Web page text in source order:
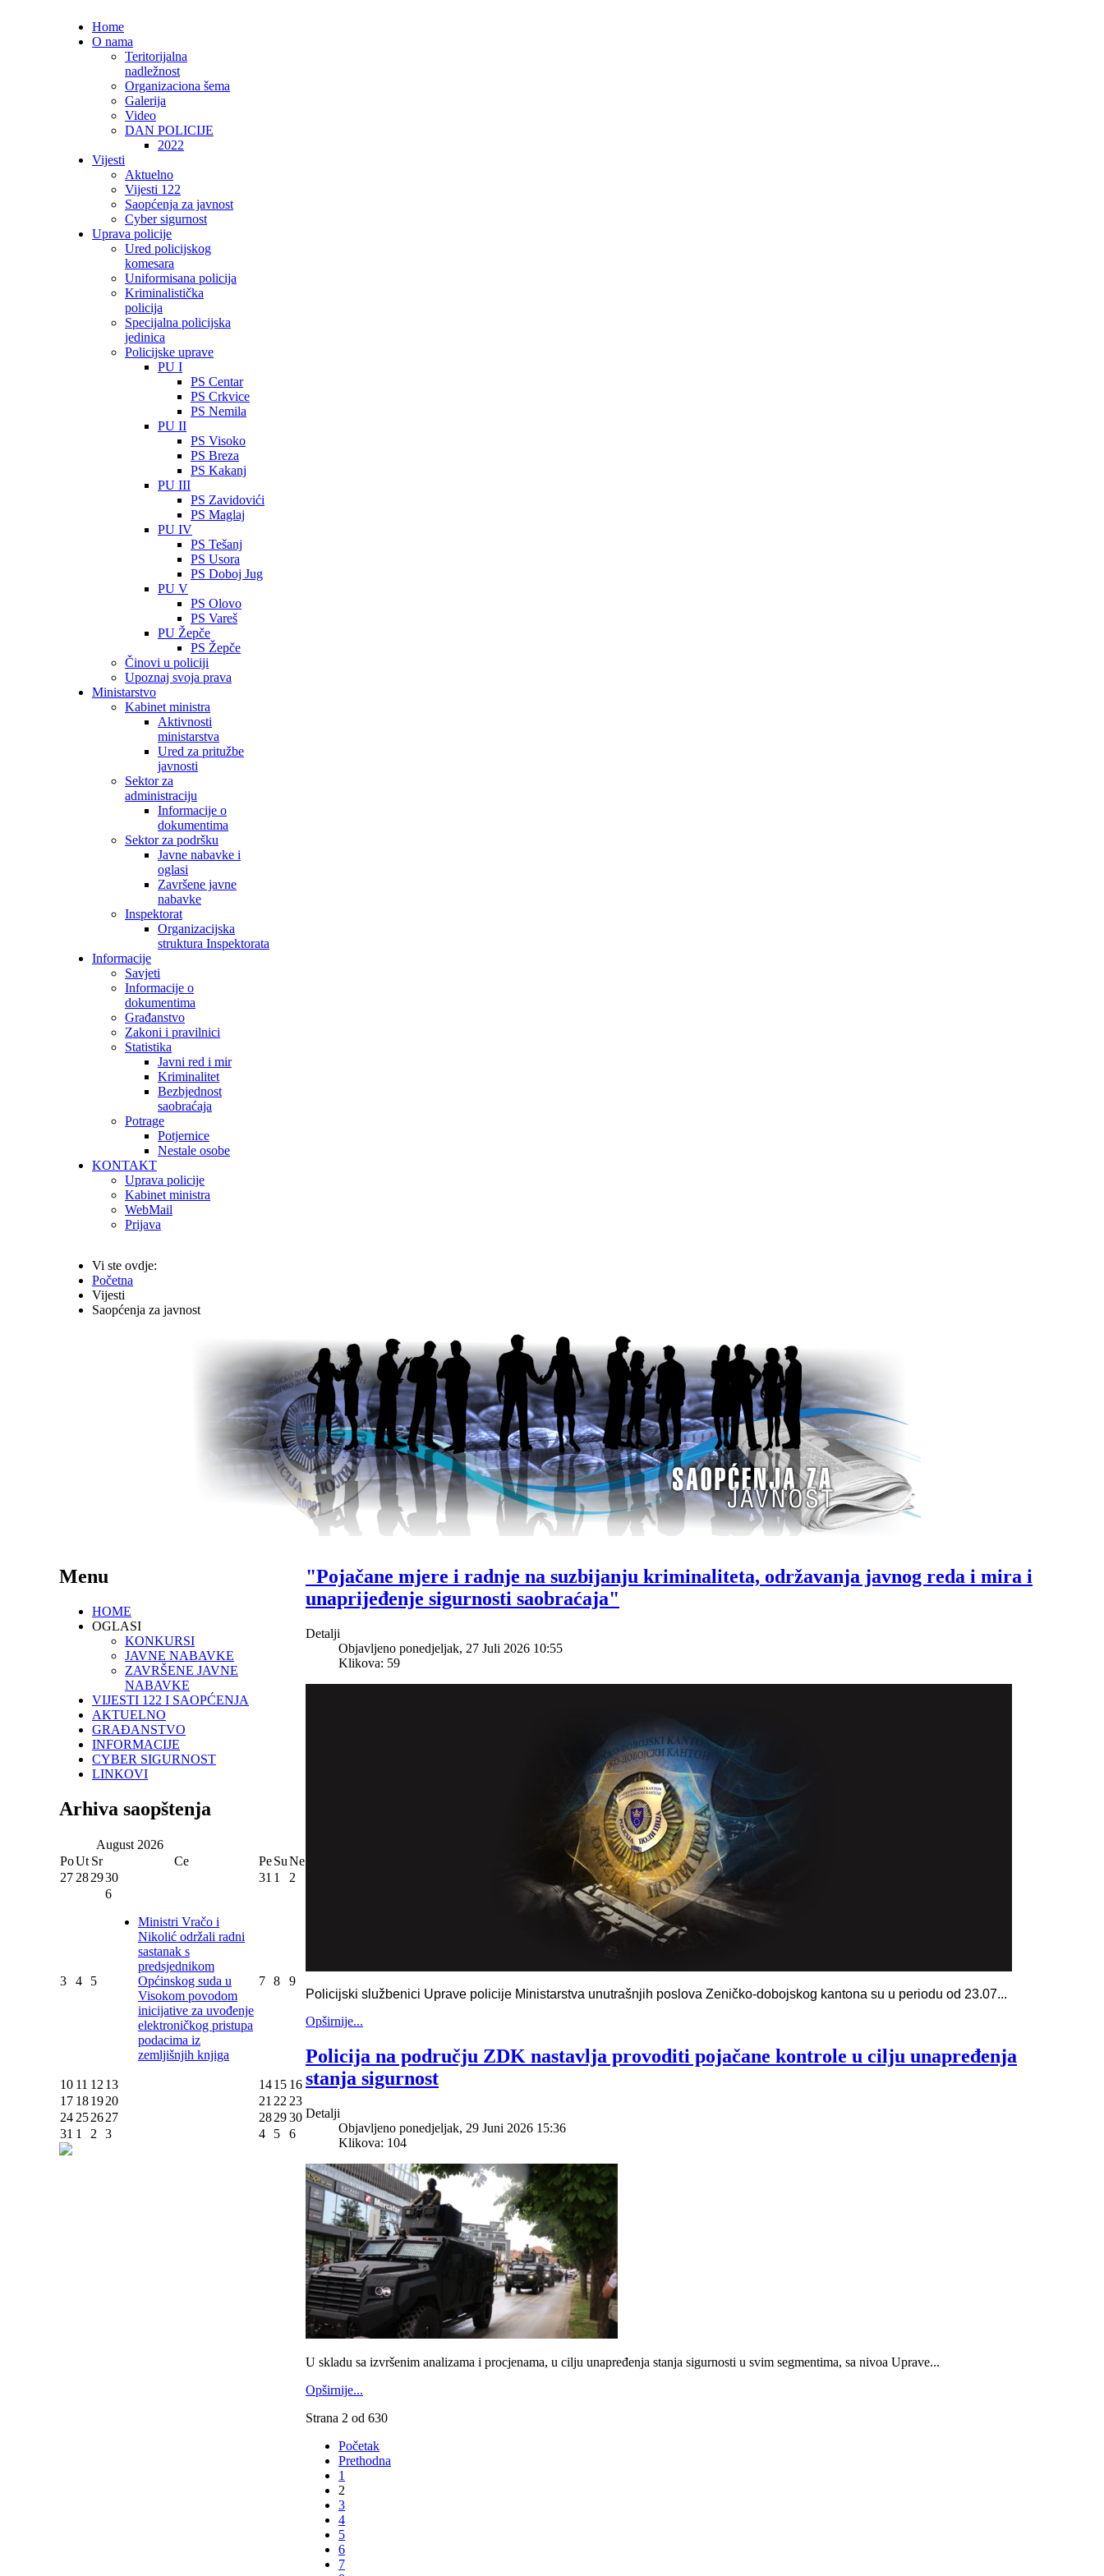
Home
O nama
Teritorijalna
nadležnost
Organizaciona šema
Galerija
Video
DAN POLICIJE
2022
Vijesti
Aktuelno
Vijesti 122
Saopćenja za javnost
Cyber sigurnost
Uprava policije
Ured policijskog
komesara
Uniformisana policija
Kriminalistička
policija
Specijalna policijska
jedinica
Policijske uprave
PU I
PS Centar
PS Crkvice
PS Nemila
PU II
PS Visoko
PS Breza
PS Kakanj
PU III
PS Zavidovići
PS Maglaj
PU IV
PS Tešanj
PS Usora
PS Doboj Jug
PU V
PS Olovo
PS Vareš
PU Žepče
PS Žepče
Činovi u policiji
Upoznaj svoja prava
Ministarstvo
Kabinet ministra
Aktivnosti
ministarstva
Ured za pritužbe
javnosti
Sektor za
administraciju
Informacije o
dokumentima
Sektor za podršku
Javne nabavke i
oglasi
Završene javne
nabavke
Inspektorat
Organizacijska
struktura Inspektorata
Informacije
Savjeti
Informacije o
dokumentima
Građanstvo
Zakoni i pravilnici
Statistika
Javni red i mir
Kriminalitet
Bezbjednost
saobraćaja
Potrage
Potjernice
Nestale osobe
KONTAKT
Uprava policije
Kabinet ministra
WebMail
Prijava
Vi ste ovdje:
Početna
Vijesti
Saopćenja za javnost
"Pojačane mjere i radnje na suzbijanju kriminaliteta, održavanja javnog reda i mira i
unaprijeđenje sigurnosti saobraćaja"
Detalji
Objavljeno ponedjeljak, 27 Juli 2026 10:55
Klikova: 59
Policijski službenici Uprave policije Ministarstva unutrašnjih poslova Zeničko-dobojskog kantona su u periodu od 23.07...
Opširnije...
Policija na području ZDK nastavlja provoditi pojačane kontrole u cilju unapređenja
stanja sigurnost
Detalji
Objavljeno ponedjeljak, 29 Juni 2026 15:36
Klikova: 104
U skladu sa izvršenim analizama i procjenama, u cilju unapređenja stanja sigurnosti u svim segmentima, sa nivoa Uprave...
Opširnije...
Strana 2 od 630
Početak
Prethodna
1
2
3
4
5
6
7
Menu
HOME
OGLASI
KONKURSI
JAVNE NABAVKE
ZAVRŠENE JAVNE
NABAVKE
VIJESTI 122 I SAOPĆENJA
AKTUELNO
GRAĐANSTVO
INFORMACIJE
CYBER SIGURNOST
LINKOVI
Arhiva saopštenja
August 2026
PoUt Sr Ce PeSuNe
27 282930 31 1 2
3 4 5
6
Ministri Vračo i
Nikolić održali radni
sastanak s
predsjednikom
Općinskog suda u
Visokom povodom
inicijative za uvođenje
elektroničkog pristupa
podacima iz
zemljišnjih knjiga
7 8 9
10 11 12 13 1415 16
17 181920 21 22 23
24 252627 282930
31 1 2 3 4 5 6